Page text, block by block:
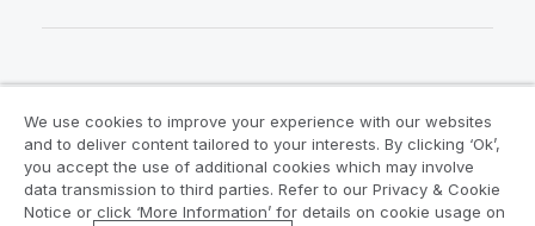
Juridische overeenkomsten
Productvoorwaarden
Legal Policies
We use cookies to improve your experience with our websites
and to deliver content tailored to your interests. By clicking ‘Ok’,
you accept the use of additional cookies which may involve
data transmission to third parties. Refer to our Privacy & Cookie
Notice or click ‘More Information’ for details on cookie usage on